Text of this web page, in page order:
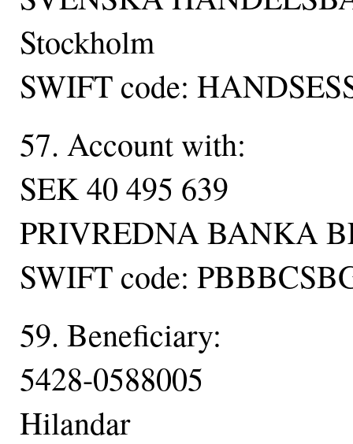
Stockholm
SWIFT code:
57. Account with:
SEK 40 495 639
PRIVREDNA BANKA
SWIFT code:
59. Beneficiary:
5428-0588005
Hilandar